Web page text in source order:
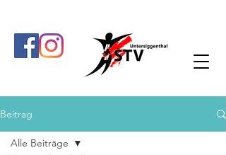
Beitrag
Alle Beiträge